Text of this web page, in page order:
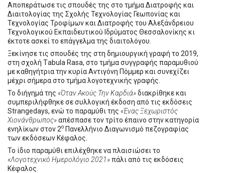
Αποπεράτωσε τις σπουδές της στο τμήμα Διατροφής και
Διαιτολογίας της Σχολής Τεχνολογίας Γεωπονίας και
Τεχνολογίας Τροφίμων και Διατροφής του Αλεξάνδρειου
Τεχνολογικού Εκπαιδευτικού Ιδρύματος Θεσσαλονίκης κι
έκτοτε ασκεί το επάγγελμα της διαιτολόγου.
Ξεκίνησε τις σπουδές της στη δημιουργική γραφή το 2019,
στη σχολή Τabula Rasa, στο τμήμα συγγραφής παραμυθιού
με καθηγήτρια την κυρία Αντιγόνη Πόμμερ και συνεχίζει
μέχρι σήμερα στο τμήμα λογοτεχνικής γραφής.
Το διήγημά της «Όταν Ακούς Την Καρδιά»διακρίθηκε και
συμπεριλήφθηκε σε συλλογική έκδοση από τις εκδόσεις
Strangedays, ενώ το παραμύθι της «Ένας Ξεχωριστός
Χιονάνθρωπος»απέσπασε τον τρίτο έπαινο στην κατηγορία
ενηλίκων στον 2ο Πανελλήνιο Διαγωνισμό πεζογραφίας
των εκδόσεων Κέφαλος.
Το ίδιο παραμύθι επιλέχθηκε να πλαισιώσει το
«Λογοτεχνικό Ημερολόγιο 2021»πάλι από τις εκδόσεις
Κέφαλος.